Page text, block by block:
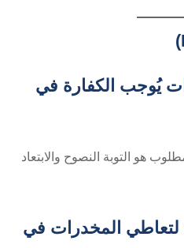
يُوجب الكفارة في
هو التوبة النصوح والابتعاد
لتعاطي المخدرات في